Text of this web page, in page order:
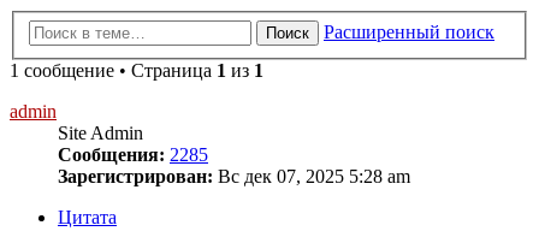
Поиск
Расширенный поиск
1 сообщение • Страница 1 из 1
admin
Site Admin
Сообщения: 2285
Зарегистрирован: Вс дек 07, 2025 5:28 am
Цитата